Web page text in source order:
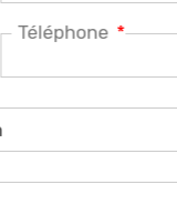
Téléphone